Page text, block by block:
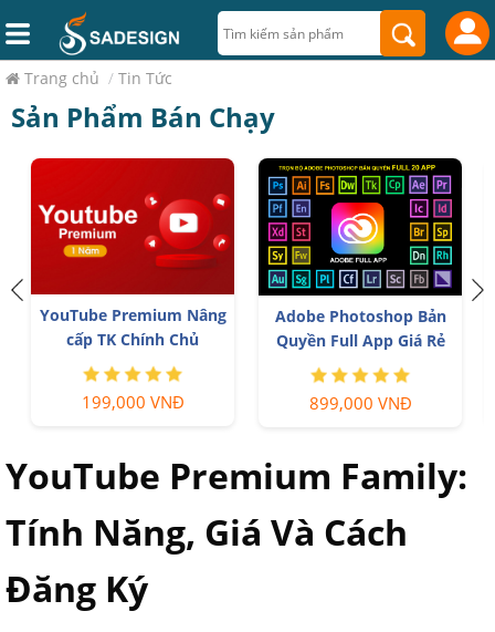
Trang chủ / Tin Tức
Sản Phẩm Bán Chạy
YouTube Premium Nâng
cấp TK Chính Chủ
199,000 VNĐ
Adobe Photoshop Bản
Quyền Full App Giá Rẻ
899,000 VNĐ
YouTube Premium Family:
Tính Năng, Giá Và Cách
Đăng Ký